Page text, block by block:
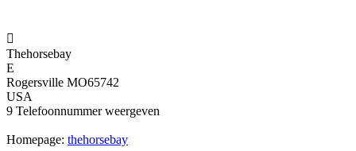

Thehorsebay
E
Rogersville MO65742
USA
9 Telefoonnummer weergeven
Homepage: thehorsebay